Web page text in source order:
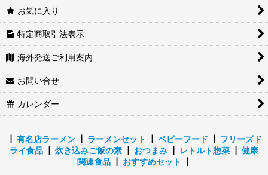
お気に入り
特定商取引法表示
海外発送ご利用案内
お問い合せ
カレンダー
有名店ラーメン┃ ラーメンセット ベビーフード
フリーズド
ライ食品
炊き込みご飯の素 おつまみ レトルト惣菜
健康
関連食品┃ おすすめセット